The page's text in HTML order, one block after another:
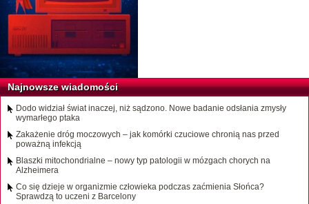
Najnowsze wiadomości
Dodo widział świat inaczej, niż sądzono. Nowe badanie odsłania zmysły
wymarłego ptaka
Zakażenie dróg moczowych – jak komórki czuciowe chronią nas przed
poważną infekcją
Blaszki mitochondrialne – nowy typ patologii w mózgach chorych na
Alzheimera
Co się dzieje w organizmie człowieka podczas zaćmienia Słońca?
Sprawdzą to uczeni z Barcelony